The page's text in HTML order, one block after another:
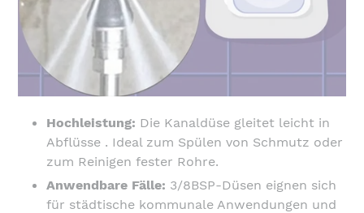
Hochleistung: Die Kanaldüse gleitet leicht in
Abflüsse . Ideal zum Spülen von Schmutz oder
zum Reinigen fester Rohre.
Anwendbare Fälle: 3/8BSP-Düsen eignen sich
für städtische kommunale Anwendungen und